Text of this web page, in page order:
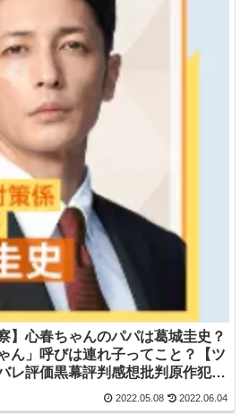
】心春ちゃんのパパは葛城圭史？
ん」呼びは連れ子ってこと？【ツ
レ評価黒幕評判感想批判原作犯人
2022.05.08 2022.06.04